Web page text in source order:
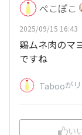
ぺこぽこ
2025/09/15 16:43
鶏ムネ肉のマ
ですね
Tabooが
い